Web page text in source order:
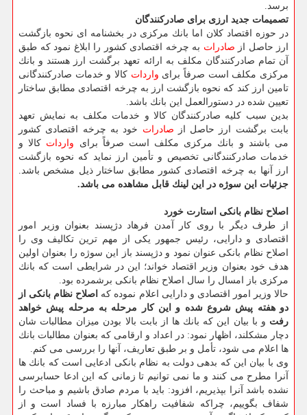
برسد.
تصمیمات جدید ارزی برای صادركنندگان
در حوزه اقتصاد كلان اما بانك مركزی در بخشنامه ای نحوه بازگشت
ارز حاصل از صادرات به چرخه اقتصادی كشور را ابلاغ نمود كه طبق
آن تمام صادركنندگان مكلف به ارائه تعهد برگشت ارز هستند و بانك
مركزی مكلف است صرفاً برای واردات كالا و خدمات صادركنندگانی
تامین ارز كند كه نحوه بازگشت ارز به چرخه اقتصادی مطابق ساختار
تعیین شده در دستورالعمل این بانك باشد.
بدین سبب كلیه صادركنندگان كالا و خدمات مكلف به نمایش تعهد
بابت برگشت ارز حاصل از صادرات خود به چرخه اقتصادی كشور
می باشند و بانك مركزی مكلف است صرفاً برای واردات كالا و
خدمات صادركنندگانی تخصیص و تأمین ارز نماید كه نحوه بازگشت
ارز آنها به چرخه اقتصادی كشور مطابق ساختار ذیل مشخص باشد.
جزئیات این سوژه در این لینك قابل مشاهده می باشد.
اصلاح نظام بانكی استارت خورد
از طرف دیگر با روی كار آمدن فرهاد دژپسند بعنوان وزیر امور
اقتصادی و دارایی، رئیس جمهور یكی از مهم ترین تكالیف وی را
اصلاح نظام بانكی عنوان نمود و دژپسند باز این سوژه را بعنوان اولین
هدف خود بعنوان وزیر اقتصاد خواند؛ این در شرایطی است كه بانك
مركزی باز امسال را سال اصلاح نظام بانكی برشمرده بود.
حالا وزیر امور اقتصادی و دارایی اعلام نموده كه اصلاح نظام بانكی از
دو هفته پیش شروع شده و این كار مرحله به مرحله پیش خواهد
رفت و با بیان این كه بانك ها از بابت بالا بودن میزان مطالبات شان
دچار مشكلند، اظهار نمود: در اعداد و ارقامی كه بعنوان مطالبات بانك
ها اعلام می شود، تأمل و بر طبق تعاریف، آنها را بررسی می كنم.
وی با بیان این كه بدهی دولت به نظام بانكی ادعایی است كه بانك ها
آنرا مطرح می كنند و ما نمی توانیم تا زمانی كه این ادعا حسابرسی
نشده باشد آنرا بپذیریم، افزود: باید با مردم صادق باشیم و مباحث را
شفاف بگوییم، چراكه شفافیت راهكار مبارزه با فساد است و از